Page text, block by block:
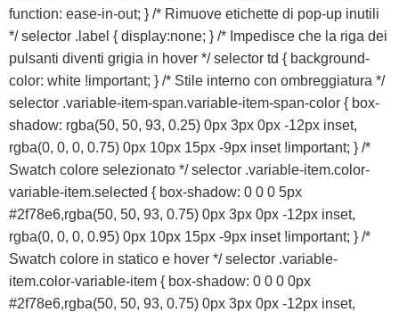
function: ease-in-out; } /* Rimuove etichette di pop-up inutili
*/ selector .label { display:none; } /* Impedisce che la riga dei
pulsanti diventi grigia in hover */ selector td { background-
color: white !important; } /* Stile interno con ombreggiatura */
selector .variable-item-span.variable-item-span-color { box-
shadow: rgba(50, 50, 93, 0.25) 0px 3px 0px -12px inset,
rgba(0, 0, 0, 0.75) 0px 10px 15px -9px inset !important; } /*
Swatch colore selezionato */ selector .variable-item.color-
variable-item.selected { box-shadow: 0 0 0 5px
#2f78e6,rgba(50, 50, 93, 0.75) 0px 3px 0px -12px inset,
rgba(0, 0, 0, 0.95) 0px 10px 15px -9px inset !important; } /*
Swatch colore in statico e hover */ selector .variable-
item.color-variable-item { box-shadow: 0 0 0 0px
#2f78e6,rgba(50, 50, 93, 0.75) 0px 3px 0px -12px inset,